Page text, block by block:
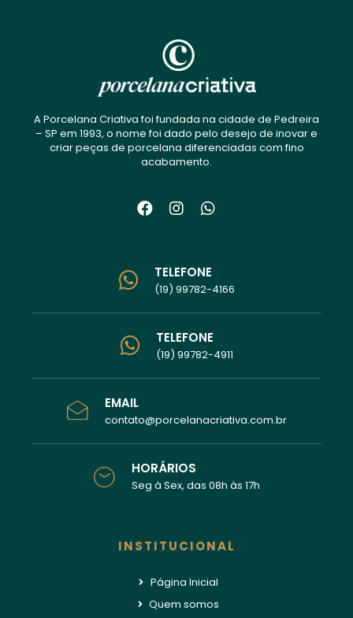
A Porcelana Criativa foi fundada na cidade de Pedreira
– SP em 1993, o nome foi dado pelo desejo de inovar e
criar peças de porcelana diferenciadas com fino
acabamento.
TELEFONE
(19) 99782-4166
TELEFONE
(19) 99782-4911
EMAIL
contato@porcelanacriativa.com.br
HORÁRIOS
Seg à Sex, das 08h às 17h
INSTITUCIONAL
Página Inicial
Quem somos